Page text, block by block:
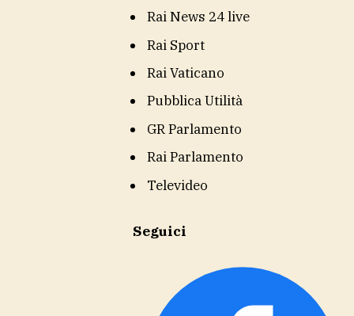
Rai News 24 live
Rai Sport
Rai Vaticano
Pubblica Utilità
GR Parlamento
Rai Parlamento
Televideo
Seguici